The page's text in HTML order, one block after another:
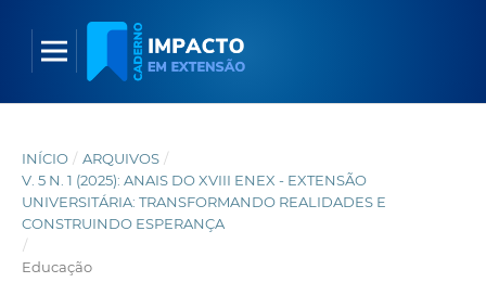
INÍCIO / ARQUIVOS /
V. 5 N. 1 (2025): ANAIS DO XVIII ENEX - EXTENSÃO
UNIVERSITÁRIA: TRANSFORMANDO REALIDADES E
CONSTRUINDO ESPERANÇA
/
Educação